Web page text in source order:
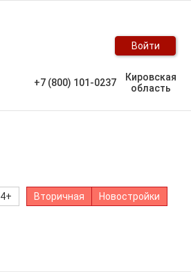
Войти
+7 (800) 101-0237
Кировская
область
4+ Вторичная Новостройки